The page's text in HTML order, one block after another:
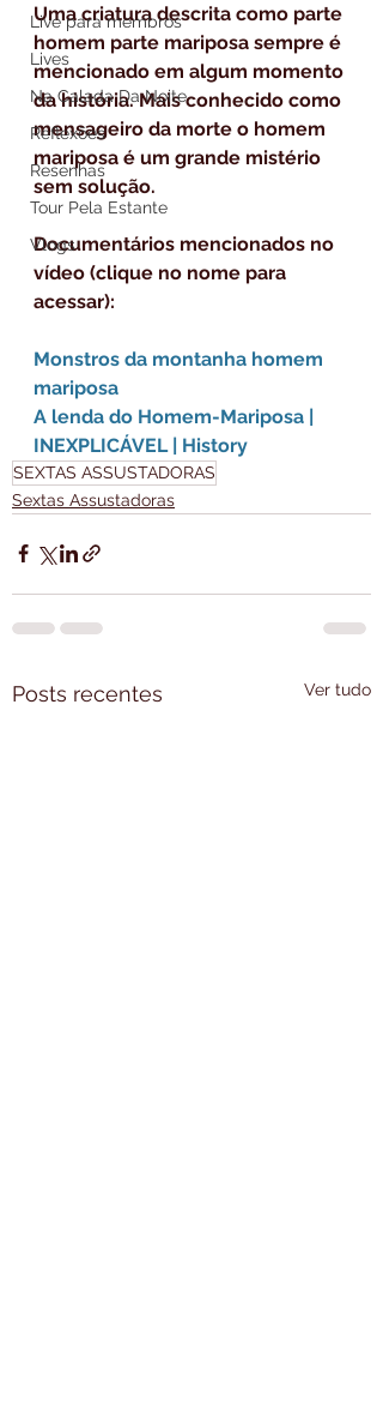
Live para membros
Lives
Na Calada Da Noite
Reflexões
Resenhas
Tour Pela Estante
Vlogs
Uma criatura descrita como parte
homem parte mariposa sempre é
mencionado em algum momento
da história. Mais conhecido como
mensageiro da morte o homem
mariposa é um grande mistério
sem solução.
Documentários mencionados no
vídeo (clique no nome para
acessar):
Monstros da montanha homem
mariposa
A lenda do Homem-Mariposa |
INEXPLICÁVEL | History
SEXTAS ASSUSTADORAS
Sextas Assustadoras
Posts recentes Ver tudo